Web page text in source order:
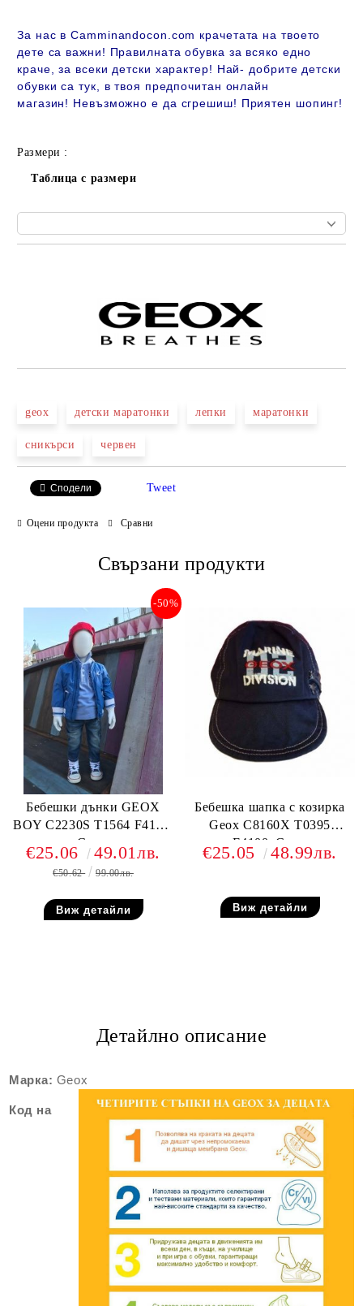
За нас в Camminandocon.com крачетата на твоето
дете са важни! Правилната обувка за всяко едно
краче, за всеки детски характер! Най- добрите детски
обувки са тук, в твоя предпочитан онлайн
магазин! Невъзможно е да сгрешиш! Приятен шопинг!
Размери :
Таблица с размери
geox детски маратонки лепки маратонки
сникърси червен
Сподели Tweet
Оцени продукта Сравни
Свързани продукти
Бебешки дънки GEOX
BOY C2230S T1564 F4105,
Сини
-50%
€25.06 49.01лв.
€50.62 99.00лв.
Виж детайли
Бебешка шапка с козирка
Geox C8160X T0395
F4100, Синя
€25.05 48.99лв.
Виж детайли
Детайлно описание
Марка: Geox
Код на